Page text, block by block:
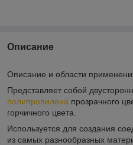
Описание
Описание и области
Представляет собой
полипропилена прозрачного
горчичного цвета.
Используется для создания
из самых разнообразных